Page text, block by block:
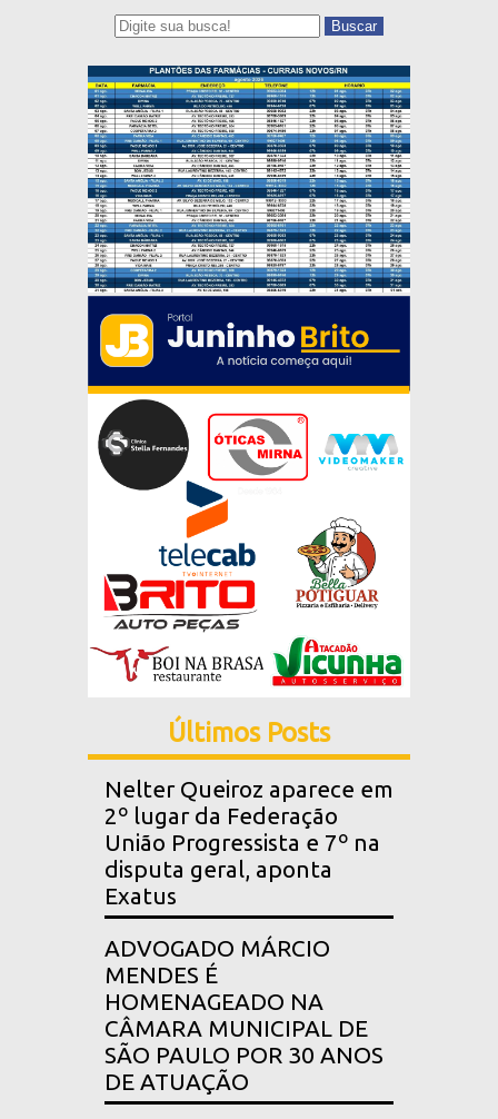
Buscar
Últimos Posts
Nelter Queiroz aparece em
2º lugar da Federação
União Progressista e 7º na
disputa geral, aponta
Exatus
ADVOGADO MÁRCIO
MENDES É
HOMENAGEADO NA
CÂMARA MUNICIPAL DE
SÃO PAULO POR 30 ANOS
DE ATUAÇÃO